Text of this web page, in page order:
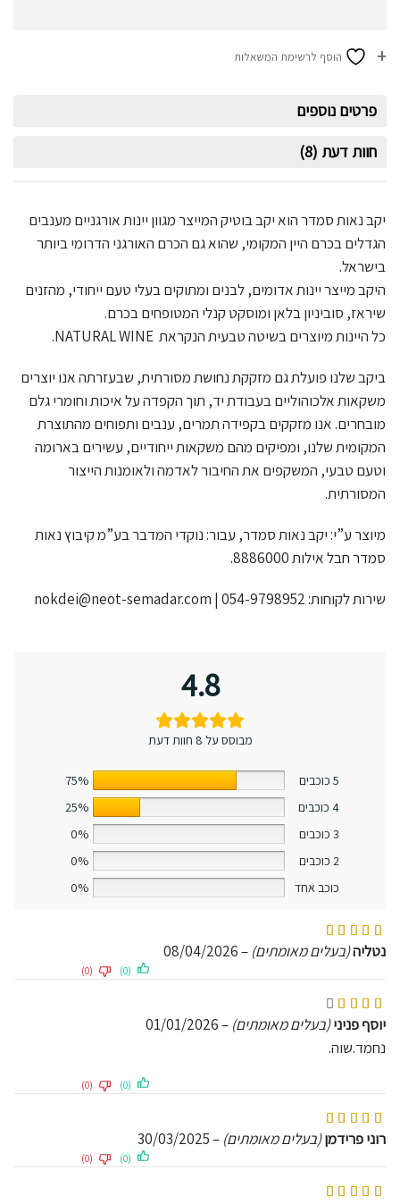
הוסף לרשימת המשאלות
פרטים נוספים
חוות דעת (8)
יקב נאות סמדר הוא יקב בוטיק המייצר מגוון יינות אורגניים מענבים
הגדלים בכרם היין המקומי, שהוא גם הכרם האורגני הדרומי ביותר
בישראל.
היקב מייצר יינות אדומים, לבנים ומתוקים בעלי טעם ייחודי, מהזנים
שיראז, סוביניון בלאן ומוסקט קנלי המטופחים בכרם.
כל היינות מיוצרים בשיטה טבעית הנקראת NATURAL WINE.
ביקב שלנו פועלת גם מזקקת נחושת מסורתית, שבעזרתה אנו יוצרים
משקאות אלכוהוליים בעבודת יד, תוך הקפדה על איכות וחומרי גלם
מובחרים. אנו מזקקים בקפידה תמרים, ענבים ותפוחים מהתוצרת
המקומית שלנו, ומפיקים מהם משקאות ייחודיים, עשירים בארומה
וטעם טבעי, המשקפים את החיבור לאדמה ולאומנות הייצור
המסורתית.
מיוצר ע”י: יקב נאות סמדר, עבור:נוקדי המדבר בע”מקיבוץ נאות
סמדר חבל אילות 8886000.
שירות לקוחות: 054-9798952 | nokdei@neot-semadar.com
4.8
מבוסס על 8 חוות דעת
5 כוכבים
75%
4 כוכבים
25%
3 כוכבים
0%
2 כוכבים
0%
כוכב אחד
0%
נטליה(בעלים מאומתים) –
08/04/2026
(0)
(0)
דורג
יוסף פניני(בעלים מאומתים) –
01/01/2026
נחמד.שוה.
(0)
(0)
רוני פרידמן(בעלים מאומתים) –
30/03/2025
(0)
(0)